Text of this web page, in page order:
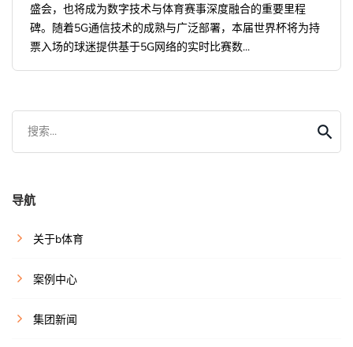
盛会，也将成为数字技术与体育赛事深度融合的重要里程
碑。随着5G通信技术的成熟与广泛部署，本届世界杯将为持
票入场的球迷提供基于5G网络的实时比赛数...
搜索...
导航
关于b体育
案例中心
集团新闻